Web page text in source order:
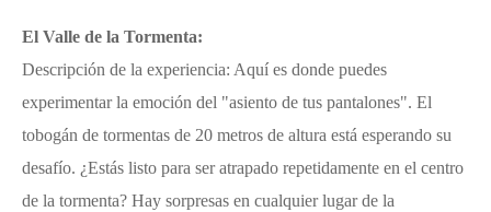
El Valle de la Tormenta:
Descripción de la experiencia: Aquí es donde puedes
experimentar la emoción del "asiento de tus pantalones". El
tobogán de tormentas de 20 metros de altura está esperando su
desafío. ¿Estás listo para ser atrapado repetidamente en el centro
de la tormenta? Hay sorpresas en cualquier lugar de la